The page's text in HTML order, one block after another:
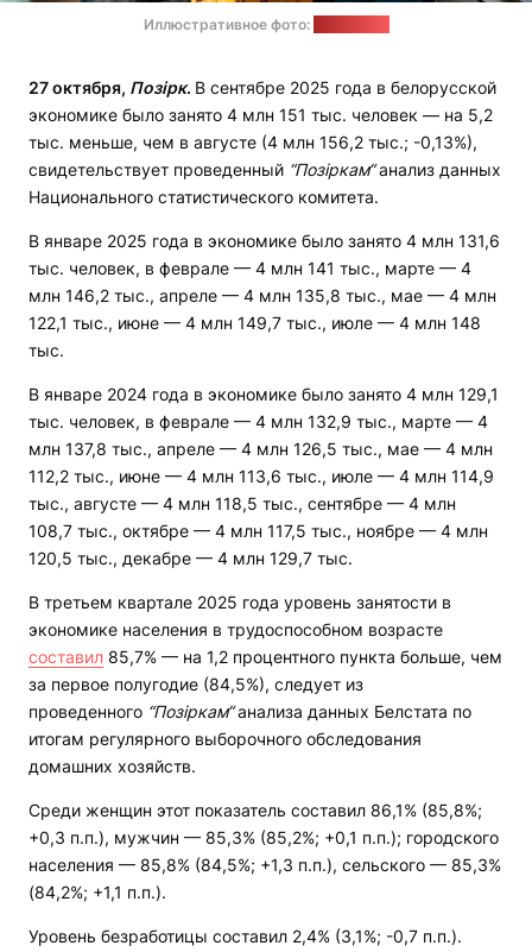
Иллюстративное фото:
27 октября, Позірк. В сентябре 2025 года в белорусской
экономике было занято 4 млн 151 тыс. человек — на 5,2
тыс. меньше, чем в августе (4 млн 156,2 тыс.; -0,13%),
свидетельствует проведенный “Позіркам“анализ данных
Национального статистического комитета.
В январе 2025 года в экономике было занято 4 млн 131,6
тыс. человек, в феврале — 4 млн 141 тыс., марте — 4
млн 146,2 тыс., апреле — 4 млн 135,8 тыс., мае — 4 млн
122,1 тыс., июне — 4 млн 149,7 тыс., июле — 4 млн 148
тыс.
В январе 2024 года в экономике было занято 4 млн 129,1
тыс. человек, в феврале — 4 млн 132,9 тыс., марте — 4
млн 137,8 тыс., апреле — 4 млн 126,5 тыс., мае — 4 млн
112,2 тыс., июне — 4 млн 113,6 тыс., июле — 4 млн 114,9
тыс., августе — 4 млн 118,5 тыс., сентябре — 4 млн
108,7 тыс., октябре — 4 млн 117,5 тыс., ноябре — 4 млн
120,5 тыс., декабре — 4 млн 129,7 тыс.
В третьем квартале 2025 года уровень занятости в
экономике населения в трудоспособном возрасте
составил 85,7% — на 1,2 процентного пункта больше, чем
за первое полугодие (84,5%), следует из
проведенного “Позіркам“анализа данных Белстата по
итогам регулярного выборочного обследования
домашних хозяйств.
Среди женщин этот показатель составил 86,1% (85,8%;
+0,3 п.п.), мужчин — 85,3% (85,2%; +0,1 п.п.); городского
населения — 85,8% (84,5%; +1,3 п.п.), сельского — 85,3%
(84,2%; +1,1 п.п.).
Уровень безработицы составил 2,4% (3,1%; -0,7 п.п.).